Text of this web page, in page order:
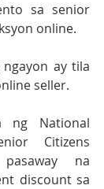
sa senior
online.
ngayon ay tila
seller.
ng National
Citizens
na
discount sa